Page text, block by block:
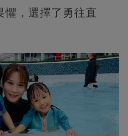
懼，選擇了勇往直